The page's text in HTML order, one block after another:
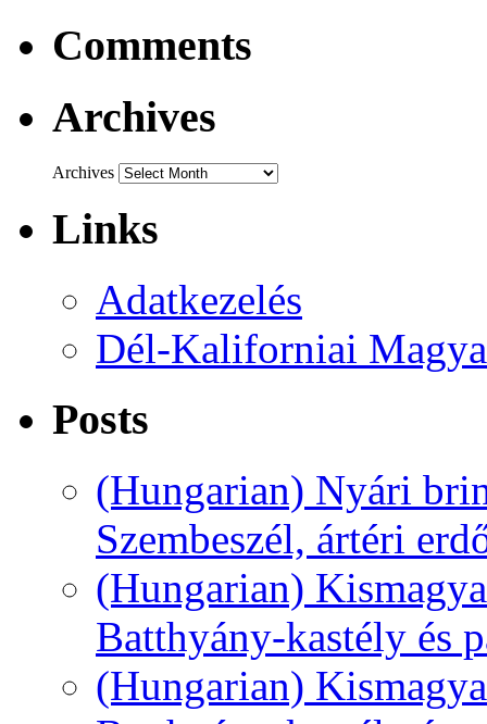
Comments
Archives
Archives
Links
Adatkezelés
Dél-Kaliforniai
Posts
(Hungarian) Nyári
Szembeszél, ártéri
(Hungarian)
Batthyány-kastély és
(Hungarian)